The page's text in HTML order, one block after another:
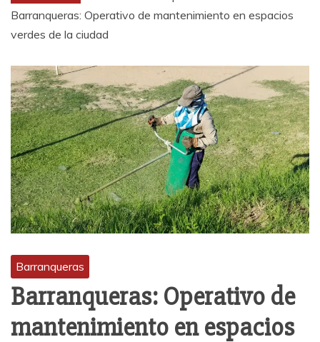
Barranqueras: Operativo de mantenimiento en espacios
verdes de la ciudad
Barranqueras
Barranqueras: Operativo de
mantenimiento en espacios